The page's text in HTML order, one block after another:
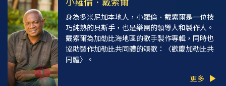
身為多米尼加本地人，小羅倫．戴索爾是一位技
巧純熟的貝斯手，也是樂團的領導人和製作人。
戴索爾為加勒比海地區的歌手製作專輯，同時也
協助製作加勒比共同體的頌歌：〈歡慶加勒比共
同體〉。
更多